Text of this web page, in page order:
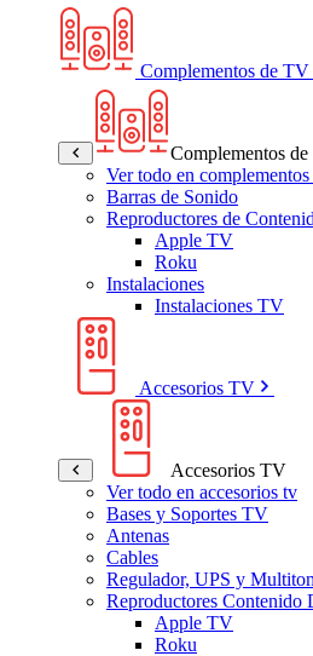
Complementos de TV
Complementos
Ver todo en
Barras de Sonido
Reproductores de
Apple TV
Roku
Instalaciones
Instalaciones TV
Accesorios TV
Accesorios TV
Ver todo en accesorios tv
Bases y Soportes TV
Antenas
Cables
Regulador, UPS y
Reproductores Contenido
Apple TV
Roku